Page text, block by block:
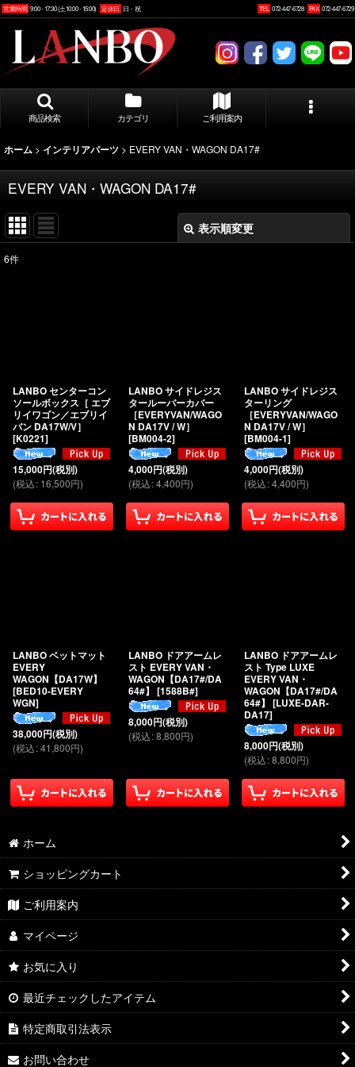
営業時間 9:00 - 17:30 (土10:00 - 15:00) 定休日 日・祝 TEL 072-447-6728 FAX 072-447-6729
商品検索 カテゴリ ご利用案内
ホーム > インテリアパーツ > EVERY VAN・WAGON DA17#
EVERY VAN・WAGON DA17#
表示順変更
6件
LANBO センターコン
ソールボックス［ エブ
リイワゴン／エブリイ
バン DA17W/V］
[K0221]
15,000円(税別)
(税込: 16,500円)
LANBO サイドレジス
タールーバーカバー
［EVERYVAN/WAGO
N DA17V / W］
[BM004-2]
4,000円(税別)
(税込:4,400円)
LANBO サイドレジス
ターリング
［EVERYVAN/WAGO
N DA17V / W］
[BM004-1]
4,000円(税別)
(税込:4,400円)
LANBO ベットマット
EVERY
WAGON【DA17W】
[BED10-EVERY
WGN]
38,000円(税別)
(税込:41,800円)
LANBO ドアアームレ
スト EVERY VAN・
WAGON【DA17#/DA
64#】 [1588B#]
8,000円(税別)
(税込:8,800円)
LANBO ドアアームレ
スト Type LUXE
EVERY VAN・
WAGON【DA17#/DA
64#】 [LUXE-DAR-
DA17]
8,000円(税別)
(税込:8,800円)
ホーム
ショッピングカート
ご利用案内
マイページ
お気に入り
最近チェックしたアイテム
特定商取引法表示
お問い合わせ